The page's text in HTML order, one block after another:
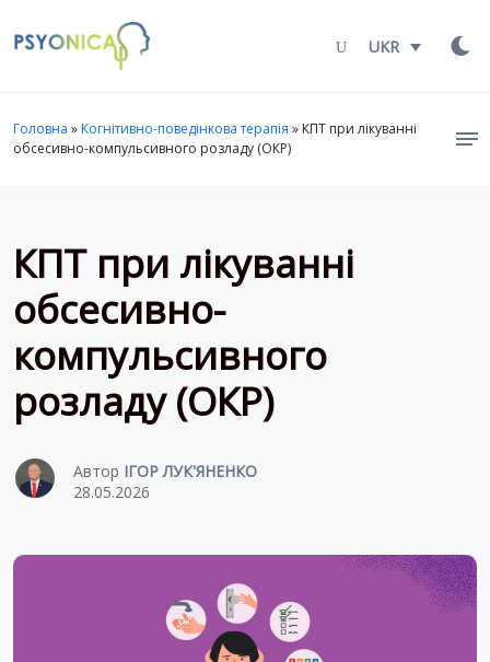
UKR
Головна » Когнітивно-поведінкова терапія » КПТ при лікуванні
обсесивно-компульсивного розладу (ОКР)
КПТ при лікуванні
обсесивно-
компульсивного
розладу (ОКР)
Автор ІГОР ЛУК'ЯНЕНКО
28.05.2026